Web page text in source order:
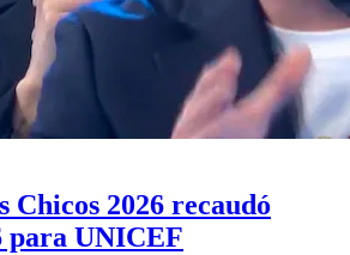
Chicos 2026 recaudó
para UNICEF